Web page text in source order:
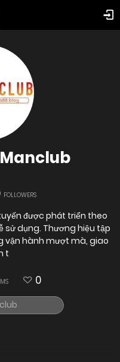
FOLLOWERS
được phát triển theo
sử dụng. Thương hiệu tập
vận hành mượt mà, giao
t
0